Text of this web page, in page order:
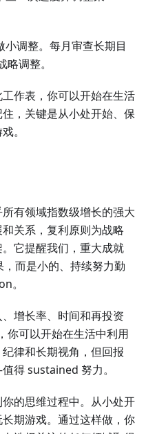
调整。每月审查长期目
调整。
作表，你可以开始在生活
，关键是从小处开始、保
。
有领域指数级增长的强大
关系，复利原则为战略
它提醒我们，重大成就
而是小的、持续努力勤
。
增长率、时间和再投资
可以开始在生活中利用
律和长期视角，但回报
sustained 努力。
的思维过程中。从小处开
期游戏。通过这样做，你